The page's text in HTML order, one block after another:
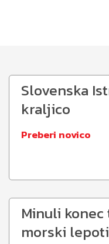
Slovenska
kraljico
Preberi novico
Minuli
morski